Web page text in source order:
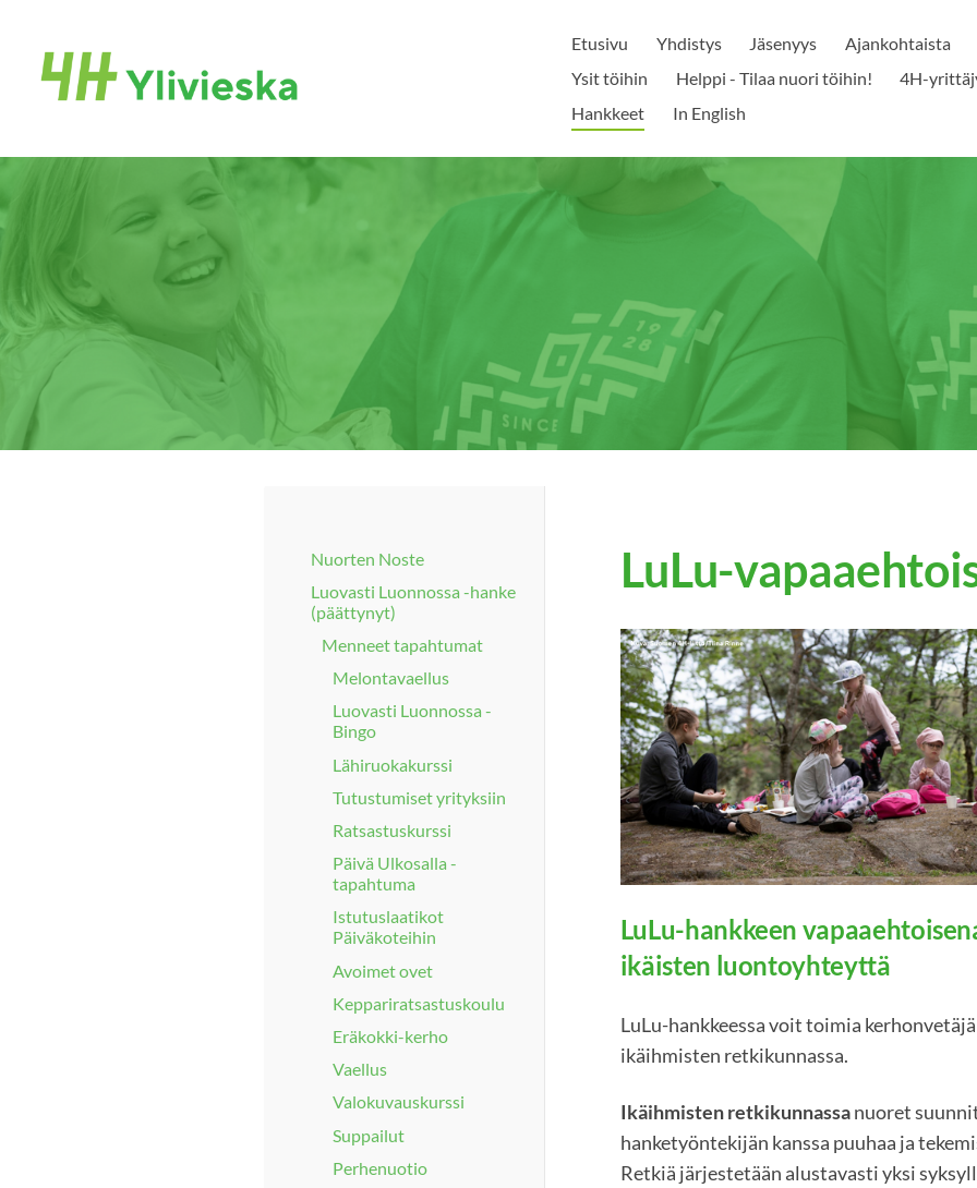
sivun
sisältöön
Ylivieskan 4H-yhdistys
Etusivu Yhdistys Jäsenyys
Ajankohtaista
Ysit töihin
Helppi - Tilaa nuori töihin!
4H-
Hankkeet
In English
Nuorten Noste
Luovasti Luonnossa -hanke
(päättynyt)
Menneet tapahtumat
Melontavaellus
Luovasti Luonnossa -
Bingo
Lähiruokakurssi
Tutustumiset yrityksiin
Ratsastuskurssi
Päivä Ulkosalla -
tapahtuma
Istutuslaatikot
Päiväkoteihin
Avoimet ovet
Keppariratsastuskoulu
Eräkokki-kerho
Vaellus
Valokuvauskurssi
Suppailut
Perhenuotio
LuLu-
LuLu-hankkeen
ikäisten luontoyhteyttä
LuLu-hankkeessa voit toimia
ikäihmisten retkikunnassa.
Ikäihmisten retkikunnassanuoret
hanketyöntekijän kanssa puuhaa ja
Retkiä järjestetään alustavasti yksi